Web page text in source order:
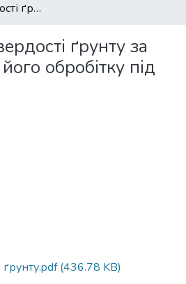
Варіювання твердості ґрунту за різних систем його обробітку під ячмінь ярий
ґрунту за
обробітку під
ґрунту.pdf(436.78 KB)